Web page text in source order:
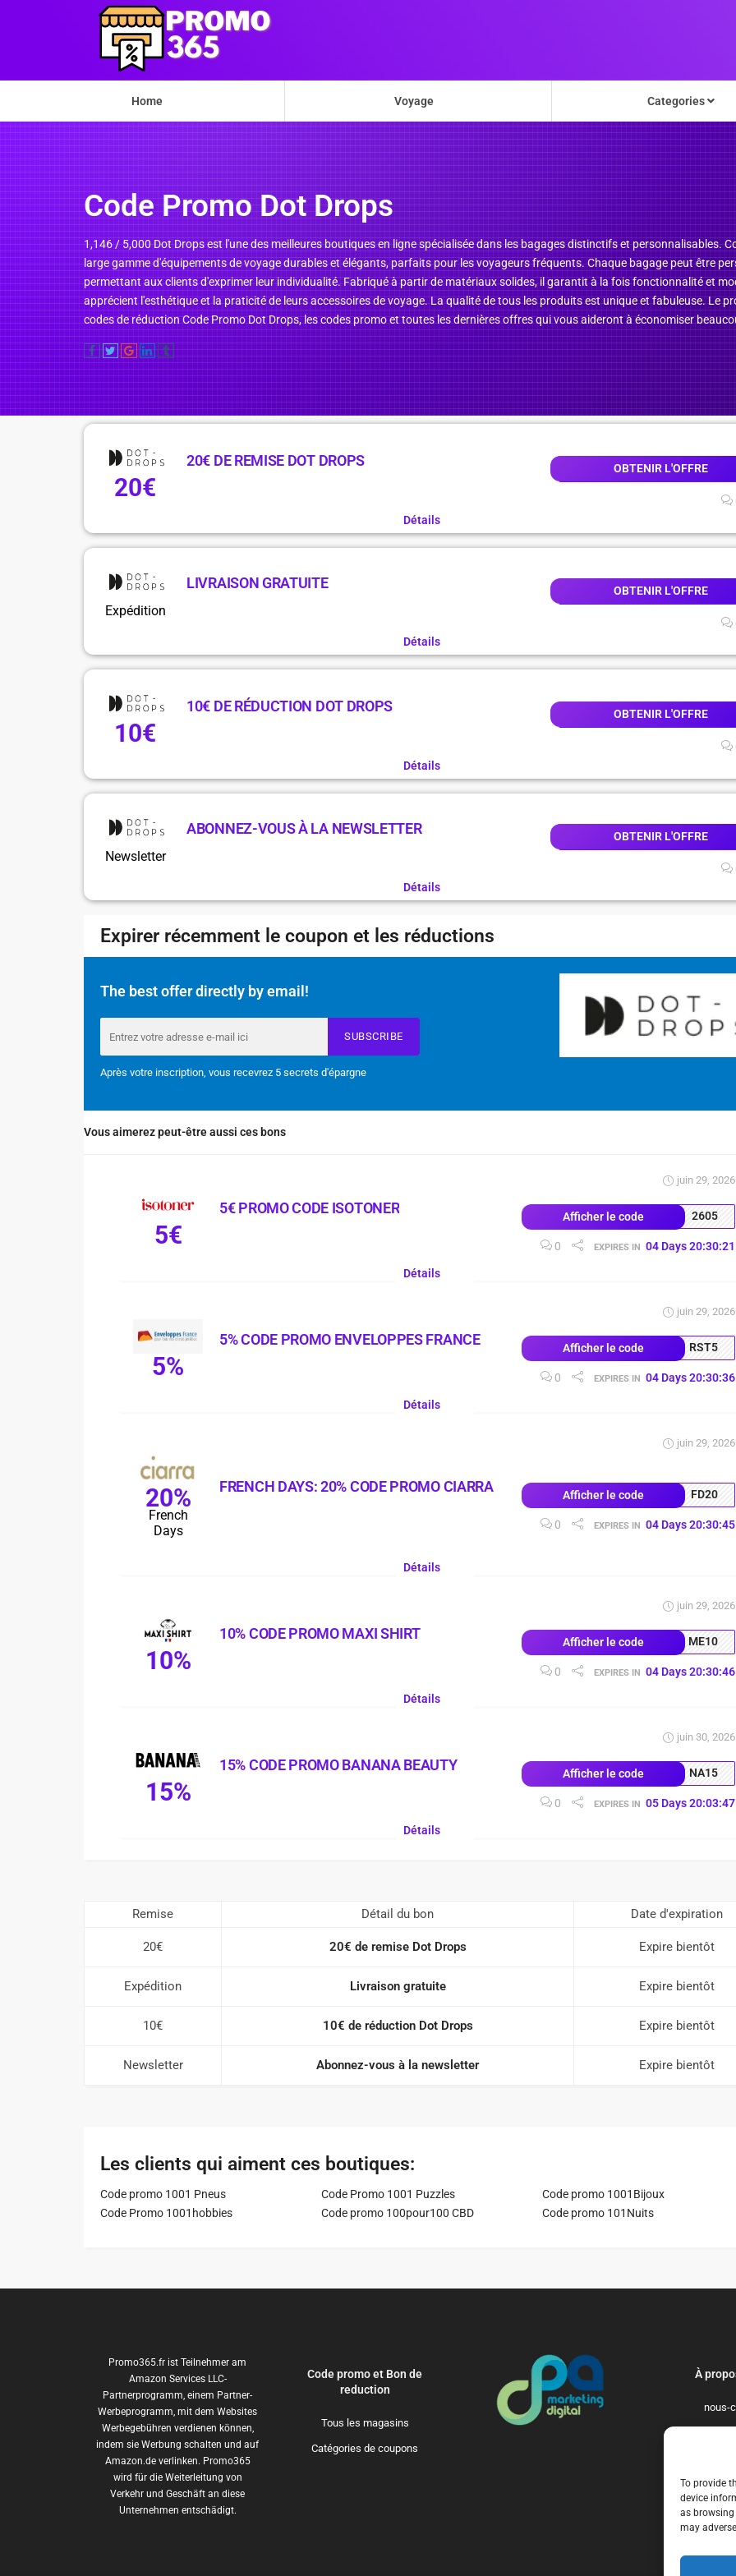
To provide
device
as
may
Home Voyage Categories
Code Promo Dot Drops
1,146 / 5,000 Dot Drops est l'une des meilleures boutiques en ligne spécialisée dans les bagages distinctifs et personnalisables.
large gamme d'équipements de voyage durables et élégants, parfaits pour les voyageurs fréquents. Chaque bagage peut être
permettant aux clients d'exprimer leur individualité. Fabriqué à partir de matériaux solides, il garantit à la fois fonctionnalité et
apprécient l'esthétique et la praticité de leurs accessoires de voyage. La qualité de tous les produits est unique et fabuleuse. Le
codes de réduction Code Promo Dot Drops, les codes promo et toutes les dernières offres qui vous aideront à économiser
20€
20€ DE REMISE DOT DROPS OBTENIR L'OFFRE
Détails
Expédition
LIVRAISON GRATUITE OBTENIR L'OFFRE
Détails
10€
10€ DE RÉDUCTION DOT DROPS OBTENIR L'OFFRE
Détails
Newsletter
ABONNEZ-VOUS À LA NEWSLETTER OBTENIR L'OFFRE
Détails
Expirer récemment le coupon et les réductions
The best offer directly by email!
SUBSCRIBE
Après votre inscription, vous recevrez 5 secrets d'épargne
Vous aimerez peut-être aussi ces bons
5€
5€ PROMO CODE ISOTONER
juin 29, 2026
Afficher le code 2605
0 EXPIRES IN 04 Days 20:30:20
Détails
5%
5% CODE PROMO ENVELOPPES FRANCE
juin 29, 2026
Afficher le code RST5
0 EXPIRES IN 04 Days 20:30:35
Détails
20%
French
Days
FRENCH DAYS: 20% CODE PROMO CIARRA
juin 29, 2026
Afficher le code FD20
0 EXPIRES IN 04 Days 20:30:44
Détails
10%
10% CODE PROMO MAXI SHIRT
juin 29, 2026
Afficher le code ME10
0 EXPIRES IN 04 Days 20:30:45
Détails
15%
15% CODE PROMO BANANA BEAUTY
juin 30, 2026
Afficher le code NA15
0 EXPIRES IN 05 Days 20:03:46
Détails
Remise Détail du bon Date d'expiration
20€ 20€ de remise Dot Drops Expire bientôt
Expédition Livraison gratuite Expire bientôt
10€ 10€ de réduction Dot Drops Expire bientôt
Newsletter Abonnez-vous à la newsletter Expire bientôt
Les clients qui aiment ces boutiques:
Code promo 1001 Pneus Code Promo 1001 Puzzles
Code promo 1001Bijoux
Code Promo 1001hobbies
Code promo 100pour100 CBD Code promo 101Nuits
Promo365.fr ist Teilnehmer am
Amazon Services LLC-
Partnerprogramm, einem Partner-
Werbeprogramm, mit dem Websites
Werbegebühren verdienen können,
indem sie Werbung schalten und auf
Amazon.de verlinken. Promo365
wird für die Weiterleitung von
Verkehr und Geschäft an diese
Unternehmen entschädigt.
Code promo et Bon de
reduction
Tous les magasins
Catégories de coupons
À
nous-